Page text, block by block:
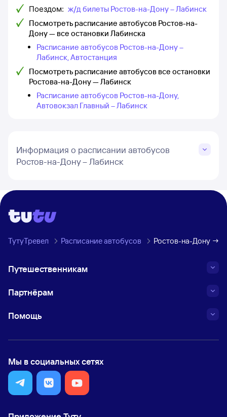
Поездом: ж/д билеты Ростов-на-Дону – Лабинск
Посмотреть расписание автобусов Ростов-на-
Дону — все остановки Лабинска
Расписание автобусов Ростов-на-Дону –
Лабинск, Автостанция
Посмотреть расписание автобусов все остановки
Ростова-на-Дону — Лабинск
Расписание автобусов Ростов-на-Дону,
Автовокзал Главный – Лабинск
Информация о расписании автобусов
Ростов-на-Дону – Лабинск
ТутуТревел Расписание автобусов Ростов-на-Дону →
Путешественникам
Партнёрам
Помощь
Мы в социальных сетях